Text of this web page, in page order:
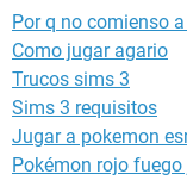
Por q no comienso
Como jugar agario
Trucos sims 3
Sims 3 requisitos
Jugar a pokemon
Pokémon rojo